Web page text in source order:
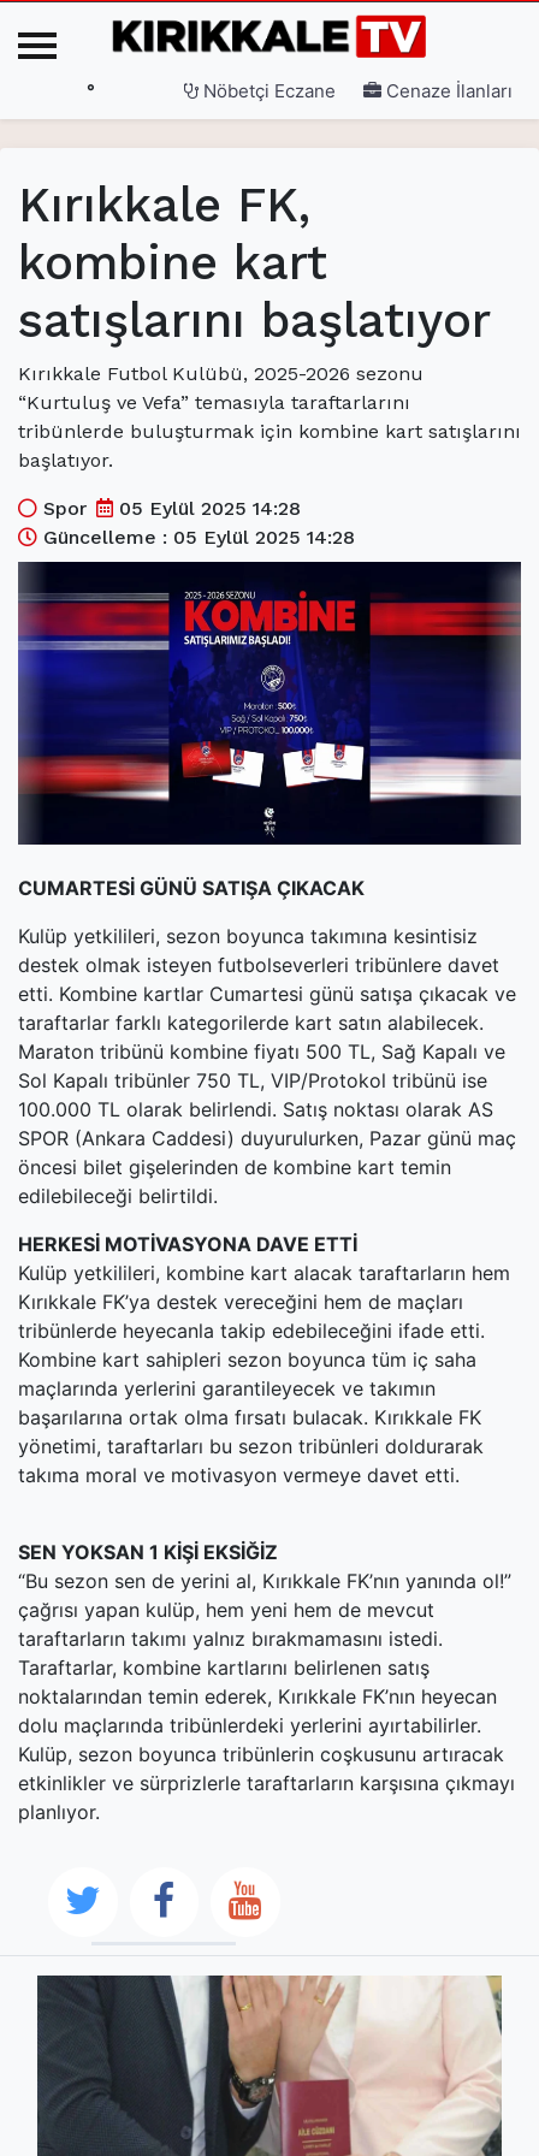
3. Sayfa(current)
Gündem(current)
Siyaset (current)
Ekonomi (current)
Spor(current)
Sağlık (current)
(current)
Teknoloji(current)
Özel Haber(current)
Dünya(current)
Yerel(current)
İller
° Nöbetçi Eczane Cenaze İlanları
Kırıkkale FK,
kombine kart
satışlarını başlatıyor
Kırıkkale Futbol Kulübü, 2025-2026 sezonu
“Kurtuluş ve Vefa” temasıyla taraftarlarını
tribünlerde buluşturmak için kombine kart satışlarını
başlatıyor.
Spor
05 Eylül 2025 14:28
Güncelleme : 05 Eylül 2025 14:28
CUMARTESİ GÜNÜ SATIŞA ÇIKACAK
Kulüp yetkilileri, sezon boyunca takımına kesintisiz
destek olmak isteyen futbolseverleri tribünlere davet
etti. Kombine kartlar Cumartesi günü satışa çıkacak ve
taraftarlar farklı kategorilerde kart satın alabilecek.
Maraton tribünü kombine fiyatı 500 TL, Sağ Kapalı ve
Sol Kapalı tribünler 750 TL, VIP/Protokol tribünü ise
100.000 TL olarak belirlendi. Satış noktası olarak AS
SPOR (Ankara Caddesi) duyurulurken, Pazar günü maç
öncesi bilet gişelerinden de kombine kart temin
edilebileceği belirtildi.
HERKESİ MOTİVASYONA DAVE ETTİ
Kulüp yetkilileri, kombine kart alacak taraftarların hem
Kırıkkale FK’ya destek vereceğini hem de maçları
tribünlerde heyecanla takip edebileceğini ifade etti.
Kombine kart sahipleri sezon boyunca tüm iç saha
maçlarında yerlerini garantileyecek ve takımın
başarılarına ortak olma fırsatı bulacak. Kırıkkale FK
yönetimi, taraftarları bu sezon tribünleri doldurarak
takıma moral ve motivasyon vermeye davet etti.
SEN YOKSAN 1 KİŞİ EKSİĞİZ
“Bu sezon sen de yerini al, Kırıkkale FK’nın yanında ol!”
çağrısı yapan kulüp, hem yeni hem de mevcut
taraftarların takımı yalnız bırakmamasını istedi.
Taraftarlar, kombine kartlarını belirlenen satış
noktalarından temin ederek, Kırıkkale FK’nın heyecan
dolu maçlarında tribünlerdeki yerlerini ayırtabilirler.
Kulüp, sezon boyunca tribünlerin coşkusunu artıracak
etkinlikler ve sürprizlerle taraftarların karşısına çıkmayı
planlıyor.